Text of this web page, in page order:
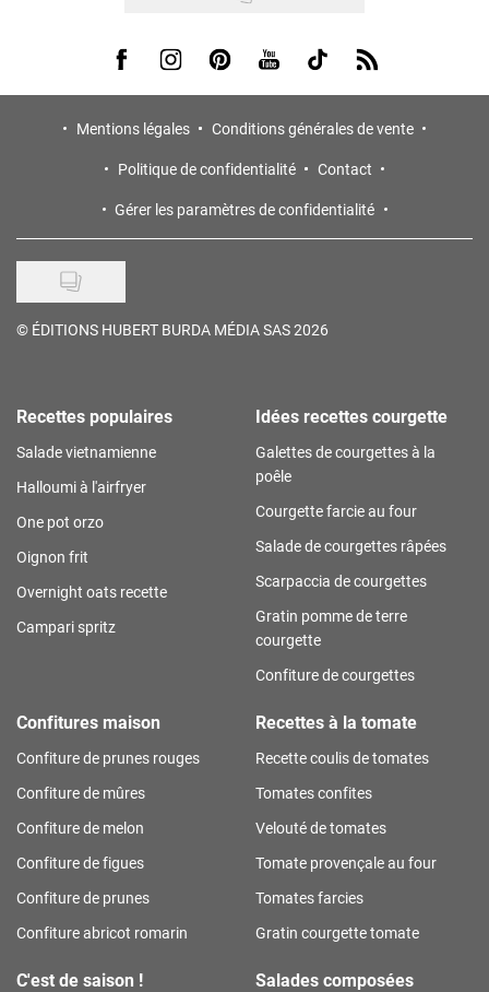
Visit us on Facebook
Visit us on Instagram
Visit us on Pinterest
Visit us on Youtube
Visit us on Tiktok
Visit us on Rss
Mentions légales
Conditions générales de vente
Politique de confidentialité
Contact
Gérer les paramètres de confidentialité
© ÉDITIONS HUBERT BURDA MÉDIA SAS 2026
Recettes populaires
Salade vietnamienne
Halloumi à l'airfryer
One pot orzo
Oignon frit
Overnight oats recette
Campari spritz
Idées recettes courgette
Galettes de courgettes à la
poêle
Courgette farcie au four
Salade de courgettes râpées
Scarpaccia de courgettes
Gratin pomme de terre
courgette
Confiture de courgettes
Confitures maison
Confiture de prunes rouges
Confiture de mûres
Confiture de melon
Confiture de figues
Confiture de prunes
Confiture abricot romarin
Recettes à la tomate
Recette coulis de tomates
Tomates confites
Velouté de tomates
Tomate provençale au four
Tomates farcies
Gratin courgette tomate
C'est de saison ! Salades composées